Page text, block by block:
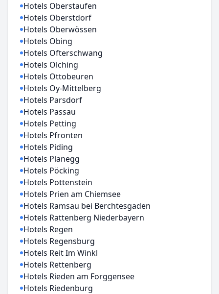
Hotels Oberstaufen
Hotels Oberstdorf
Hotels Oberwössen
Hotels Obing
Hotels Ofterschwang
Hotels Olching
Hotels Ottobeuren
Hotels Oy-Mittelberg
Hotels Parsdorf
Hotels Passau
Hotels Petting
Hotels Pfronten
Hotels Piding
Hotels Planegg
Hotels Pöcking
Hotels Pottenstein
Hotels Prien am Chiemsee
Hotels Ramsau bei Berchtesgaden
Hotels Rattenberg Niederbayern
Hotels Regen
Hotels Regensburg
Hotels Reit Im Winkl
Hotels Rettenberg
Hotels Rieden am Forggensee
Hotels Riedenburg